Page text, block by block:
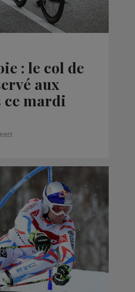
: le col de
aux
ce mardi